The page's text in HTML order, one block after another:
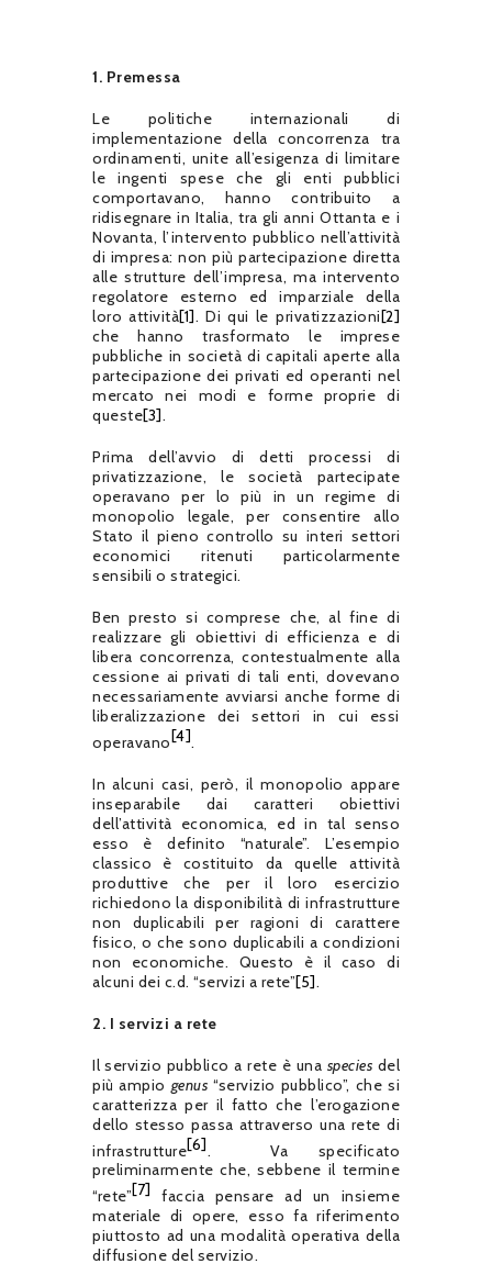
1. Premessa
Le politiche internazionali di
implementazione della concorrenza tra
ordinamenti, unite all’esigenza di limitare
le ingenti spese che gli enti pubblici
comportavano, hanno contribuito a
ridisegnare in Italia, tra gli anni Ottanta e i
Novanta, l’intervento pubblico nell’attività
di impresa: non più partecipazione diretta
alle strutture dell’impresa, ma intervento
regolatore esterno ed imparziale della
loro attività[1]. Di qui le privatizzazioni[2]
che hanno trasformato le imprese
pubbliche in società di capitali aperte alla
partecipazione dei privati ed operanti nel
mercato nei modi e forme proprie di
queste[3].
Prima dell’avvio di detti processi di
privatizzazione, le società partecipate
operavano per lo più in un regime di
monopolio legale, per consentire allo
Stato il pieno controllo su interi settori
economici ritenuti particolarmente
sensibili o strategici.
Ben presto si comprese che, al fine di
realizzare gli obiettivi di efficienza e di
libera concorrenza, contestualmente alla
cessione ai privati di tali enti, dovevano
necessariamente avviarsi anche forme di
liberalizzazione dei settori in cui essi
operavano[4].
In alcuni casi, però, il monopolio appare
inseparabile dai caratteri obiettivi
dell’attività economica, ed in tal senso
esso è definito “naturale”. L’esempio
classico è costituito da quelle attività
produttive che per il loro esercizio
richiedono la disponibilità di infrastrutture
non duplicabili per ragioni di carattere
fisico, o che sono duplicabili a condizioni
non economiche. Questo è il caso di
alcuni dei c.d. “servizi a rete”[5].
2. I servizi a rete
Il servizio pubblico a rete è una species del
più ampio genus “servizio pubblico”, che si
caratterizza per il fatto che l’erogazione
dello stesso passa attraverso una rete di
infrastrutture[6]. Va specificato
preliminarmente che, sebbene il termine
“rete”[7] faccia pensare ad un insieme
materiale di opere, esso fa riferimento
piuttosto ad una modalità operativa della
diffusione del servizio.